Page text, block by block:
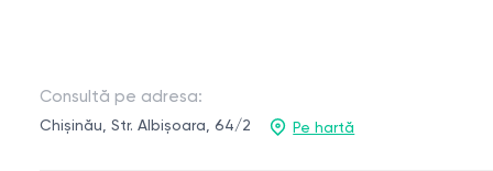
Consultă pe adresa:
Chișinău, Str. Albișoara, 64/2 Pe hartă